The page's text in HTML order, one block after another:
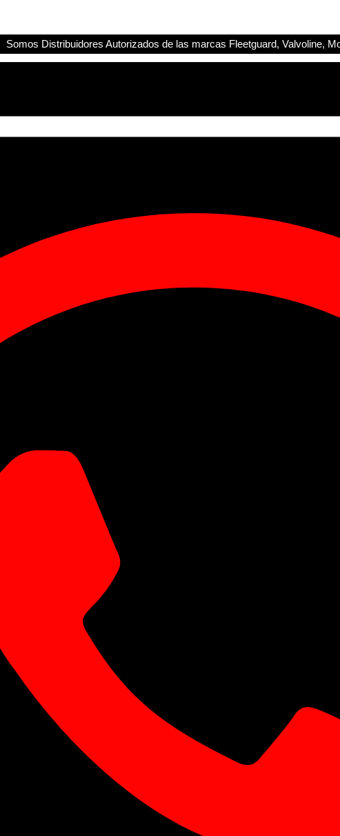
Somos Distribuidores Autorizados de las marcas Fleetguard, Valvoline,